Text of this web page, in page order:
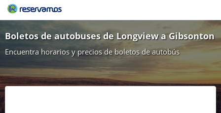
Boletos de autobuses de Longview a Gibsonton
Encuentra horarios y precios de boletos de autobús